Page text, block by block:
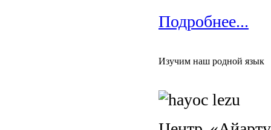
Подробнее...
Изучим наш родной язык